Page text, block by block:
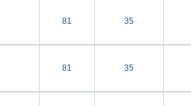
81 35
81 35